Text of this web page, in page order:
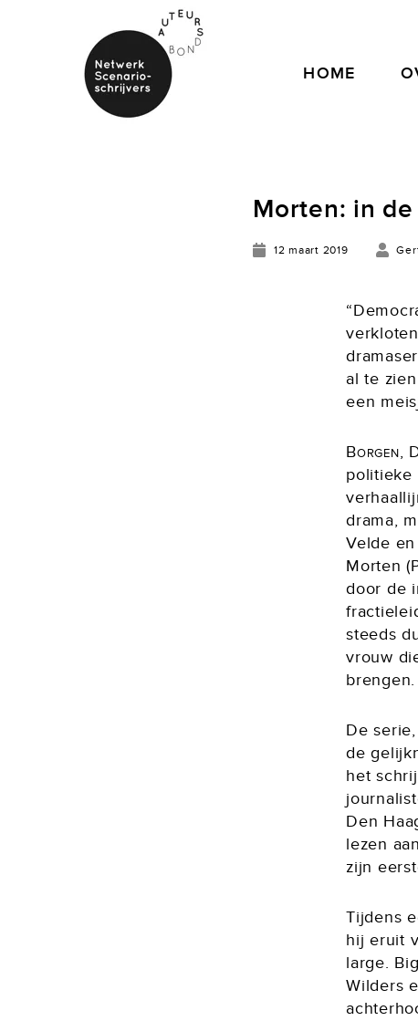
HOME
Morten: in
12 maart 2019
al te
een
Borgen,
politieke
drama,
Velde
Morten
door de
steeds
vrouw
brengen.
De
de
het
Den
lezen
zijn
Tijdens
hij eruit
large.
Wilders